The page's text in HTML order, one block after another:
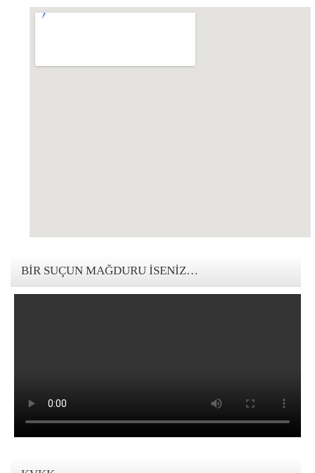
KVKK Başvuru Formu
BIR SUÇUN MAĞDURU İSENIZ…